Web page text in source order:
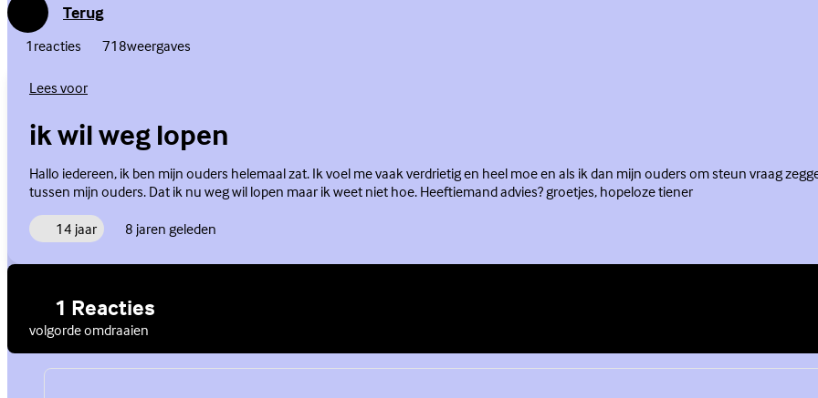
Terug
1 reacties 718weergaves
Lees voor
ik wil weg lopen
Hallo iedereen, ik ben mijn ouders helemaal zat. Ik voel me vaak verdrietig en heel moe en als ik dan mijn ouders om steun vraag
tussen mijn ouders. Dat ik nu weg wil lopen maar ik weet niet hoe. Heeftiemand advies? groetjes, hopeloze tiener
14 jaar 8 jaren geleden
1 Reacties
volgorde omdraaien